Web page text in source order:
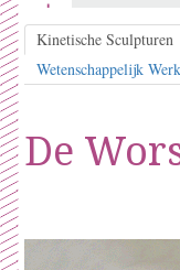
Kinetische Sculpturen
Wetenschappelijk Werk
De